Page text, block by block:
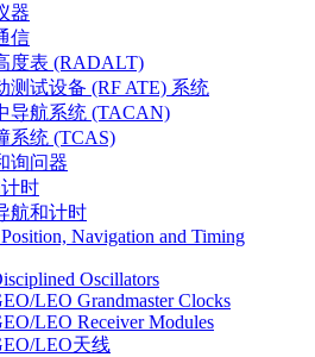
器
信
度表 (RADALT)
测试设备 (RF ATE) 系统
导航系统 (TACAN)
系统 (TCAS)
询问器
时
航和计时
Navigation and Timing
Oscillators
LEO Grandmaster Clocks
LEO Receiver Modules
LEO天线